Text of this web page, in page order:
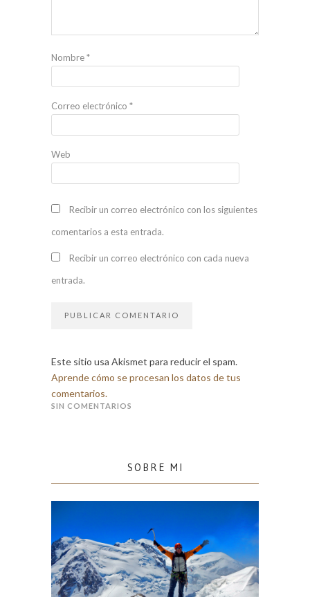
Nombre*
Correo electrónico *
Web
Recibir un correo electrónico con los siguientes
comentarios a esta entrada.
Recibir un correo electrónico con cada nueva
entrada.
Este sitio usa Akismet para reducir el spam.
Aprende cómo se procesan los datos de tus
comentarios.
SIN COMENTARIOS
SOBRE MI